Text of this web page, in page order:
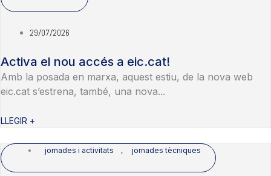
29/07/2026
Activa el nou accés a eic.cat!
Amb la posada en marxa, aquest estiu, de la nova web
eic.cat s’estrena, també, una nova...
LLEGIR +
jornades i activitats , jornades tècniques